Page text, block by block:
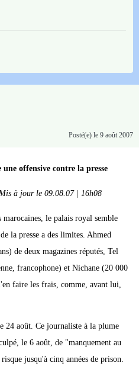
Posté(e) le 9 août 2007
offensive contre la presse
à jour le 09.08.07 | 16h08
le palais royal semble
la presse a des limites. Ahmed
de deux magazines réputés, Tel
francophone) et Nichane (20 000
faire les frais, comme, avant lui,
24 août. Ce journaliste à la plume
le 6 août, de "manquement au
jusqu'à cinq années de prison.